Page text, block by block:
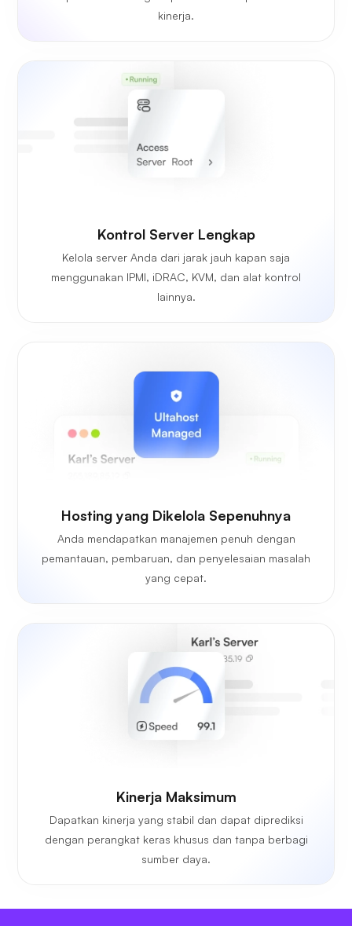
kinerja.
Kontrol Server Lengkap
Kelola server Anda dari jarak jauh kapan saja
menggunakan IPMI, iDRAC, KVM, dan alat kontrol
lainnya.
Hosting yang Dikelola Sepenuhnya
Anda mendapatkan manajemen penuh dengan
pemantauan, pembaruan, dan penyelesaian masalah
yang cepat.
Kinerja Maksimum
Dapatkan kinerja yang stabil dan dapat diprediksi
dengan perangkat keras khusus dan tanpa berbagi
sumber daya.